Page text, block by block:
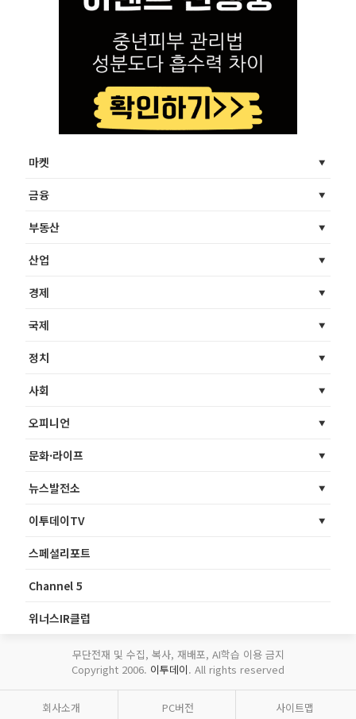
마켓
금융
부동산
산업
경제
국제
정치
사회
오피니언
문화·라이프
뉴스발전소
이투데이TV
스페셜리포트
Channel 5
위너스IR클럽
무단전재 및 수집, 복사, 재배포, AI학습 이용 금지
Copyright 2006. 이투데이. All rights reserved
회사소개 PC버전 사이트맵